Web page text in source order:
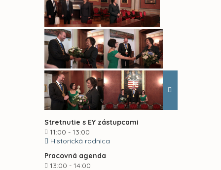
Stretnutie s EY zástupcami
11:00 - 13:00
Historická radnica
Pracovná agenda
13:00 - 14:00